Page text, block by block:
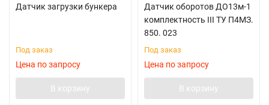
Датчик загрузки бункера
Под заказ
Цена по запросу
В корзину
Датчик оборотов ДО13м-1
комплектность III ТУ П4МЗ.
850. 023
Под заказ
Цена по запросу
В корзину